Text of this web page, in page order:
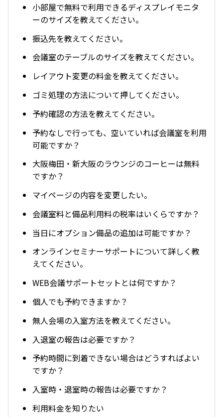
小部屋で無料で利用できるディスプレイモニタ
ーのサイズを教えてください。
振込先を教えてください。
会議室のテーブルのサイズを教えてください。
レイアウト変更の料金を教えてください。
ゴミ処理の方法について押してください。
予約確認の方法を教えてください。
予約なしで行っても、空いていれば会議室を利用
可能ですか？
大阪梅田・新大阪のラウンジのコーヒーは無料
ですか？
マイページの内容を変更したい。
会議室料と備品利用料の税率はいくらですか？
当日にオプション備品の追加は可能ですか？
オンラインセミナーサポートについて詳しく教
えてください。
WEB会議サポートセットとは何ですか？
個人でも予約できますか？
無人会場の入室方法を教えてください。
入退室の報告は必要ですか？
予約時間に到着できない場合はどうすればよい
ですか？
入室時・退室時の報告は必要ですか？
利用料金を知りたい